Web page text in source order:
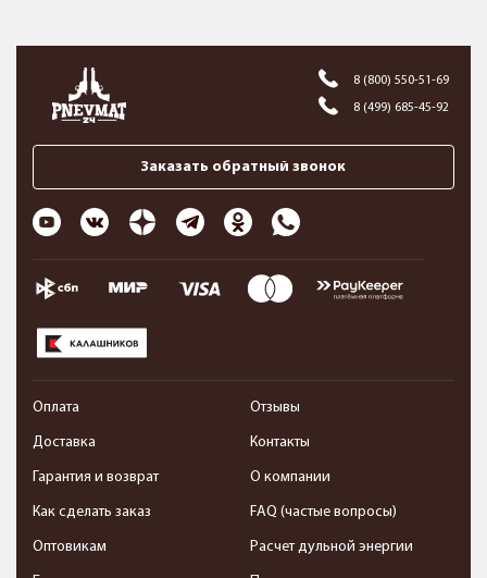
8 (800) 550-51-69
8 (499) 685-45-92
Заказать обратный звонок
Оплата
Доставка
Гарантия и возврат
Как сделать заказ
Оптовикам
Отзывы
Контакты
О компании
FAQ (частые вопросы)
Расчет дульной энергии